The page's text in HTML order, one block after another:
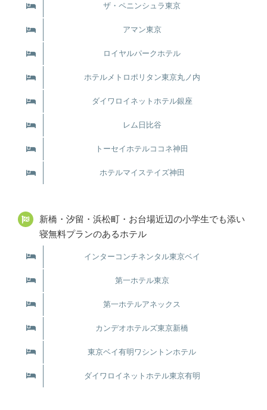
ザ・ペニンシュラ東京
アマン東京
ロイヤルパークホテル
ホテルメトロポリタン東京丸ノ内
ダイワロイネットホテル銀座
レム日比谷
トーセイホテルココネ神田
ホテルマイステイズ神田
新橋・汐留・浜松町・お台場近辺の小学生でも添い
寝無料プランのあるホテル
インターコンチネンタル東京ベイ
第一ホテル東京
第一ホテルアネックス
カンデオホテルズ東京新橋
東京ベイ有明ワシントンホテル
ダイワロイネットホテル東京有明